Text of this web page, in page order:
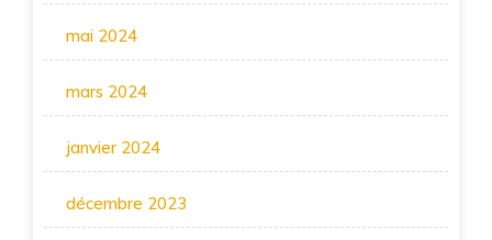
mai 2024
mars 2024
janvier 2024
décembre 2023